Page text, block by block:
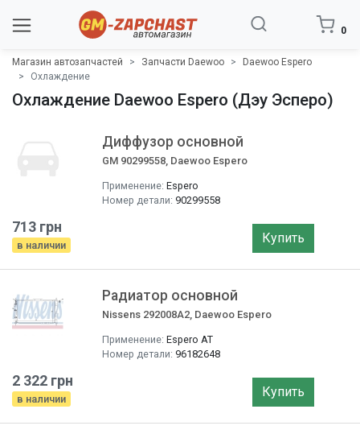
0
Магазин автозапчастей Запчасти Daewoo
Daewoo Espero
Охлаждение
Охлаждение Daewoo Espero (Дэу Эсперо)
Диффузор основной
GM 90299558, Daewoo Espero
Применение: Espero
Номер детали: 90299558
713 грн
в наличии Купить
Радиатор основной
Nissens 292008A2, Daewoo Espero
Применение: Espero AT
Номер детали: 96182648
2 322 грн
в наличии Купить